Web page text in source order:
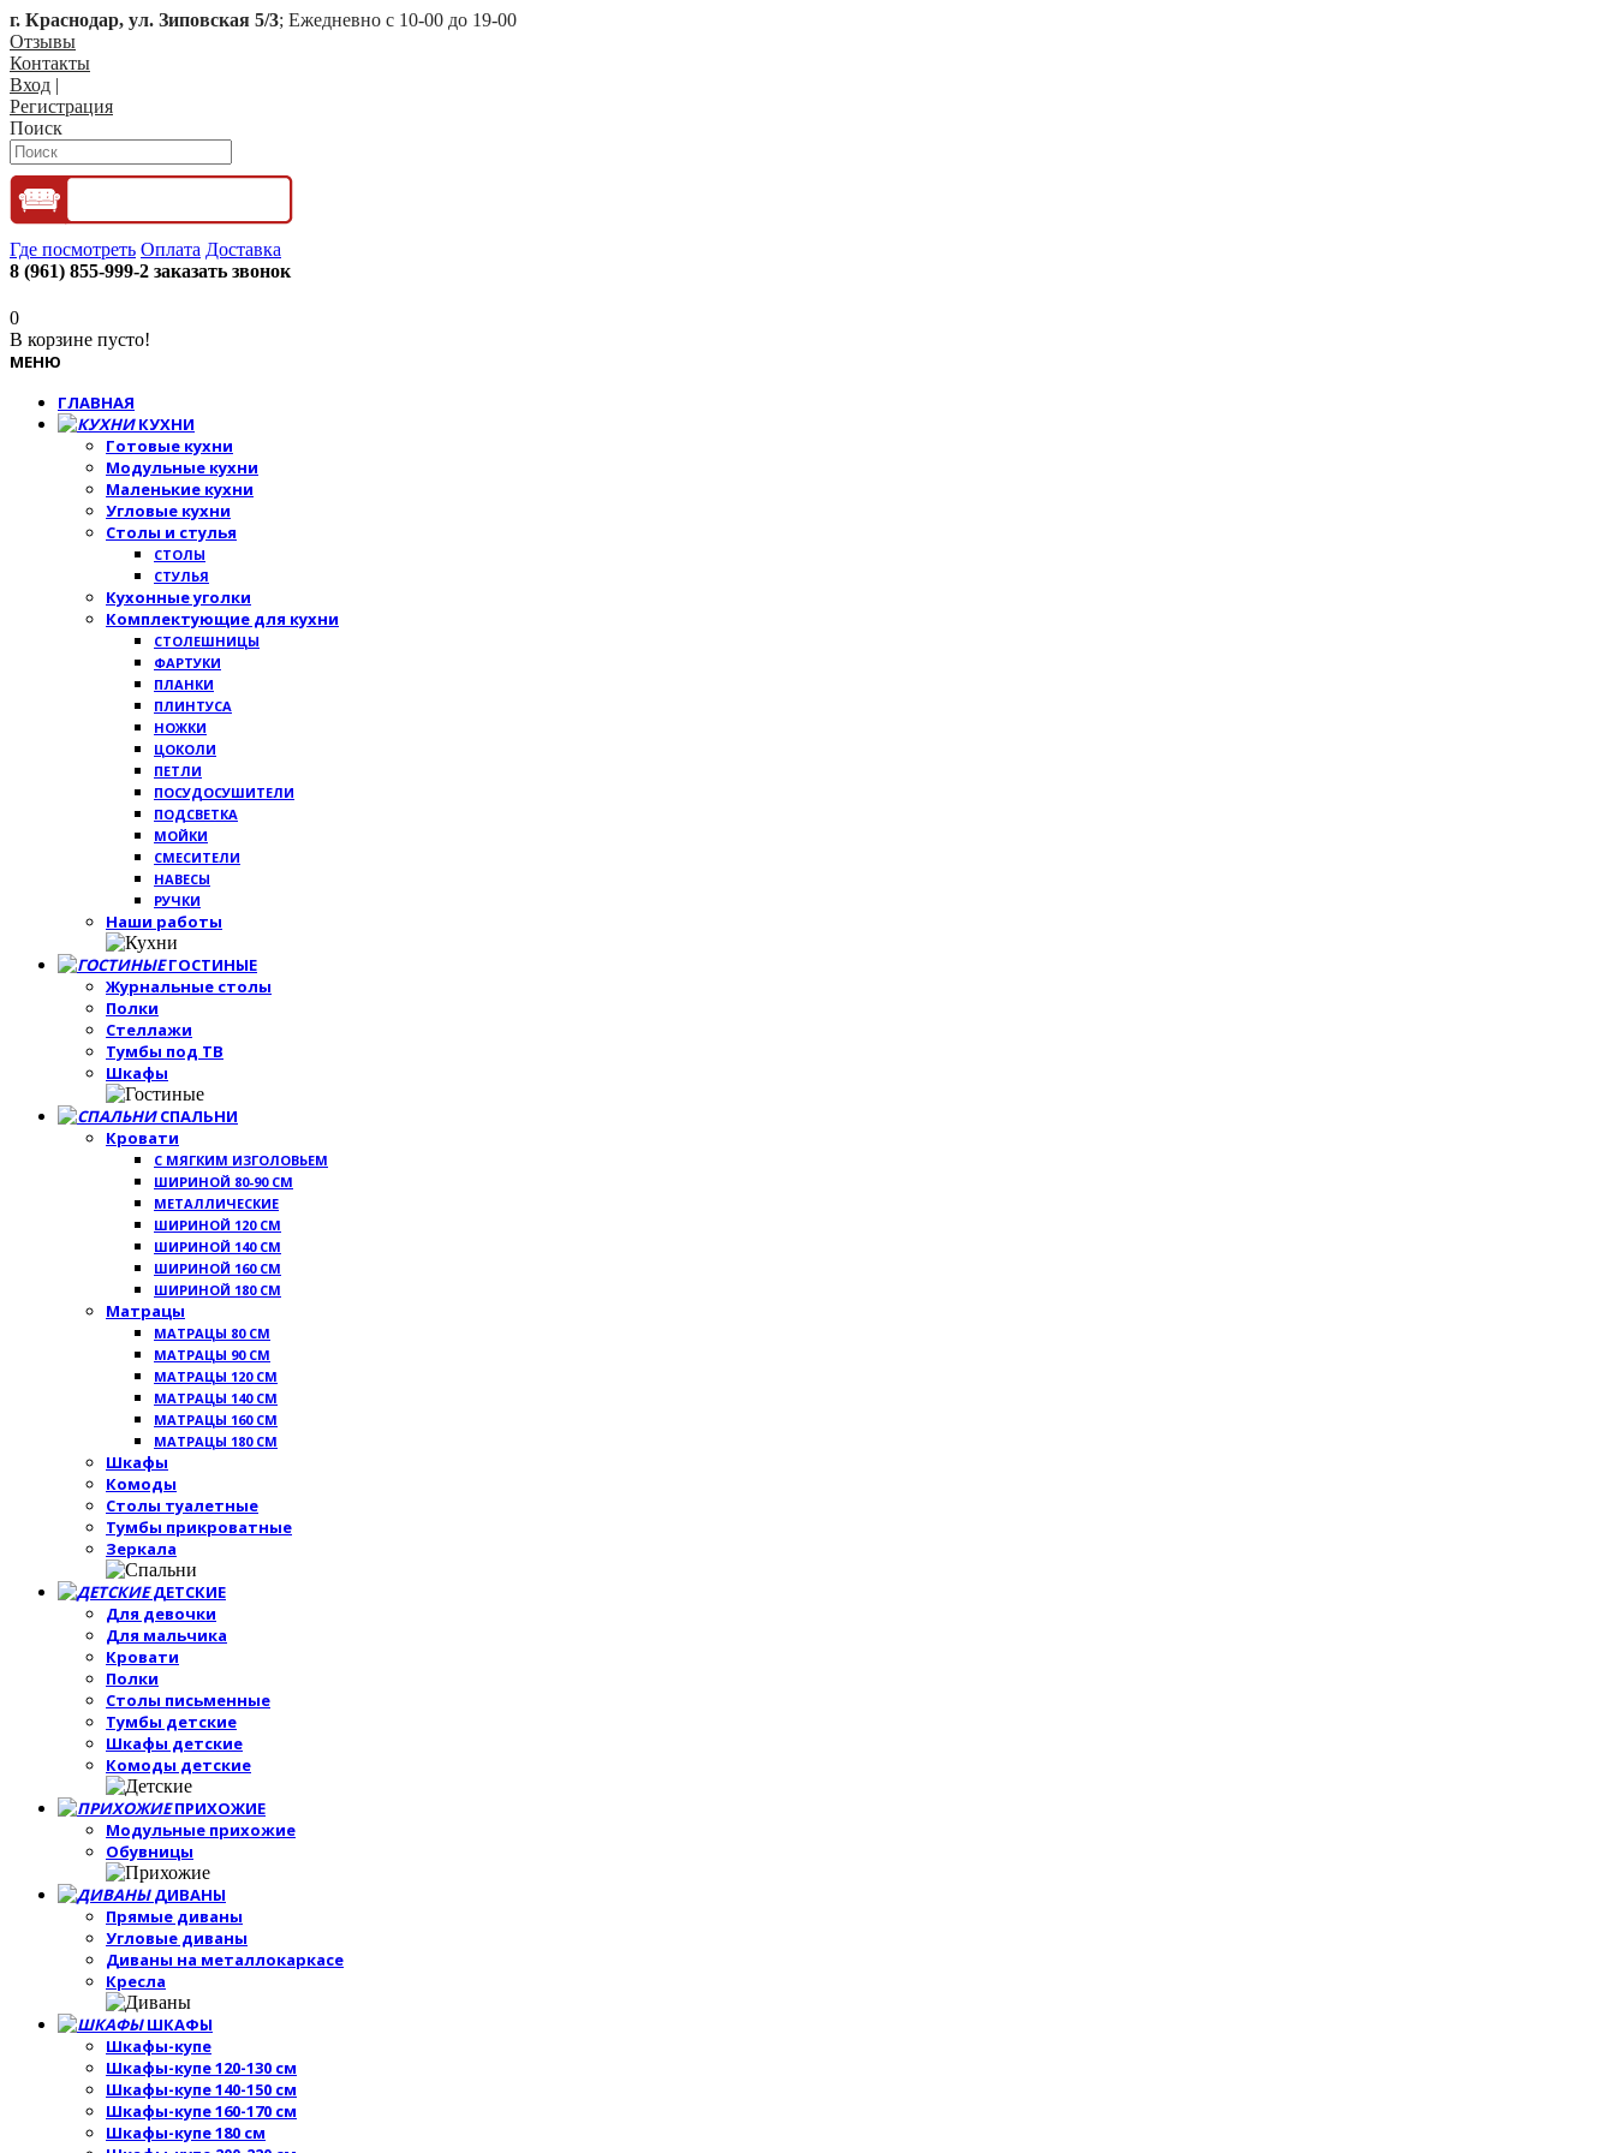
г. Краснодар, ул. Зиповская 5/3; Ежедневно с 10-00 до 19-00
Отзывы
Контакты
Вход |
Регистрация
Поиск
Где посмотреть Оплата Доставка
8 (961) 855-999-2 заказать звонок
0
В корзине пусто!
МЕНЮ
ГЛАВНАЯ
КУХНИ
Готовые кухни
Модульные кухни
Маленькие кухни
Угловые кухни
Столы и стулья
СТОЛЫ
СТУЛЬЯ
Кухонные уголки
Комплектующие для кухни
СТОЛЕШНИЦЫ
ФАРТУКИ
ПЛАНКИ
ПЛИНТУСА
НОЖКИ
ЦОКОЛИ
ПЕТЛИ
ПОСУДОСУШИТЕЛИ
ПОДСВЕТКА
МОЙКИ
СМЕСИТЕЛИ
НАВЕСЫ
РУЧКИ
Наши работы
ГОСТИНЫЕ
Журнальные столы
Полки
Стеллажи
Тумбы под ТВ
Шкафы
СПАЛЬНИ
Кровати
С МЯГКИМ ИЗГОЛОВЬЕМ
ШИРИНОЙ 80-90 СМ
МЕТАЛЛИЧЕСКИЕ
ШИРИНОЙ 120 СМ
ШИРИНОЙ 140 СМ
ШИРИНОЙ 160 СМ
ШИРИНОЙ 180 СМ
Матрацы
МАТРАЦЫ 80 СМ
МАТРАЦЫ 90 СМ
МАТРАЦЫ 120 СМ
МАТРАЦЫ 140 СМ
МАТРАЦЫ 160 СМ
МАТРАЦЫ 180 СМ
Шкафы
Комоды
Столы туалетные
Тумбы прикроватные
Зеркала
ДЕТСКИЕ
Для девочки
Для мальчика
Кровати
Полки
Столы письменные
Тумбы детские
Шкафы детские
Комоды детские
ПРИХОЖИЕ
Модульные прихожие
Обувницы
ДИВАНЫ
Прямые диваны
Угловые диваны
Диваны на металлокаркасе
Кресла
ШКАФЫ
Шкафы-купе
Шкафы-купе 120-130 см
Шкафы-купе 140-150 см
Шкафы-купе 160-170 см
Шкафы-купе 180 см